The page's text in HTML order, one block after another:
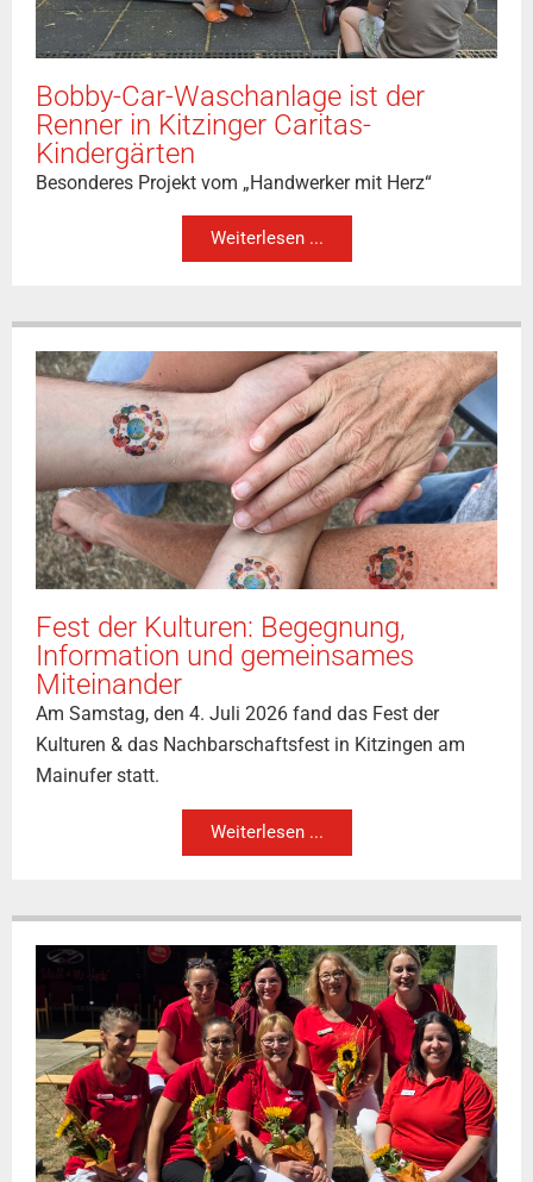
Bobby-Car-Waschanlage ist der
Renner in Kitzinger Caritas-
Kindergärten
Besonderes Projekt vom „Handwerker mit Herz“
Weiterlesen ...
Fest der Kulturen: Begegnung,
Information und gemeinsames
Miteinander
Am Samstag, den 4. Juli 2026 fand das Fest der
Kulturen & das Nachbarschaftsfest in Kitzingen am
Mainufer statt.
Weiterlesen ...